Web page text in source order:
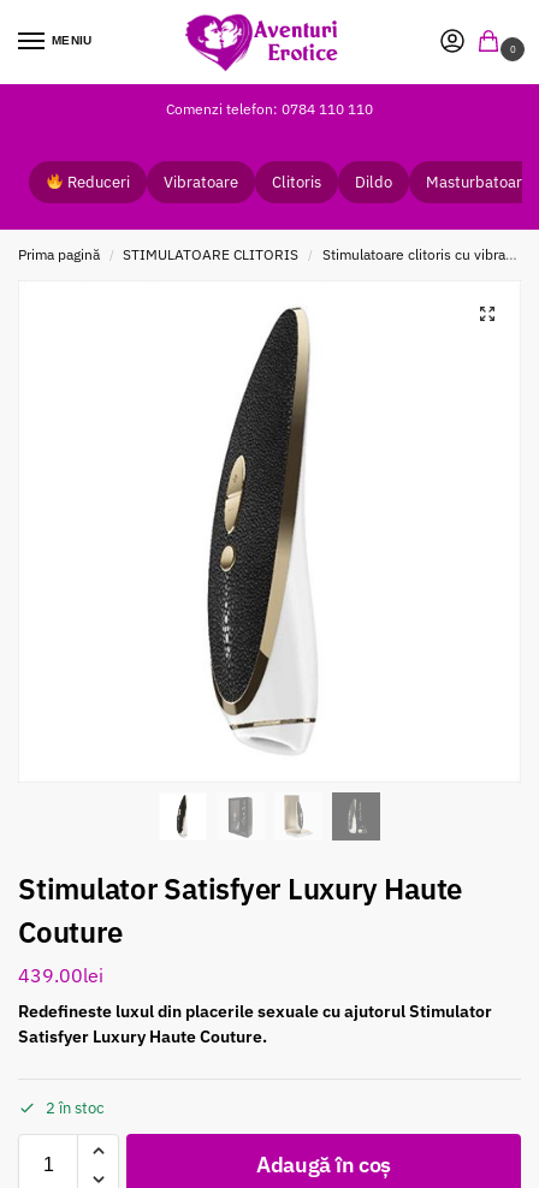
MENIU
0
Comenzi telefon: 0784 110 110
Reduceri Vibratoare Clitoris Dildo Masturbatoare
Prima pagină / STIMULATOARE CLITORIS / Stimulatoare clitoris cu vibratii
Stimulator Satisfyer Luxury Haute
Couture
439.00lei
Redefineste luxul din placerile sexuale cu ajutorul Stimulator
Satisfyer Luxury Haute Couture.
2 în stoc
Adaugă în coș